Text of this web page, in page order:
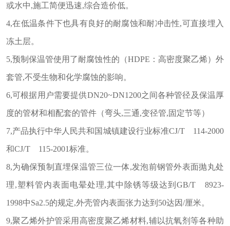
或水中,施工简便迅速,综合造价低。
4,在低温条件下也具有良好的耐腐蚀和耐冲击性,可直接埋入
冻土层。
5,预制保温管使用了耐腐蚀性的（HDPE：高密度聚乙烯）外
套管,不受生物和化学腐蚀的影响。
6,可根据用户需要提供DN20~DN1200之间各种管径及保温厚
度的管材和相配套的管件（弯头,三通,变径管,固定节等）
7,产品执行中华人民共和国城镇建设行业标准CJ/T 114-2000
和CJ/T 115-2001标准。
8,为确保预制直埋保温管三位一体,发泡前钢管外表面抛丸处
理,塑料管内表面电晕处理,其中除锈等级达到GB/T 8923-
1998中Sa2.5的规定,外壳管内表面张力达到50达因/厘米。
9,聚乙烯外护管采用高密度聚乙烯材料,辅以抗氧剂等各种助